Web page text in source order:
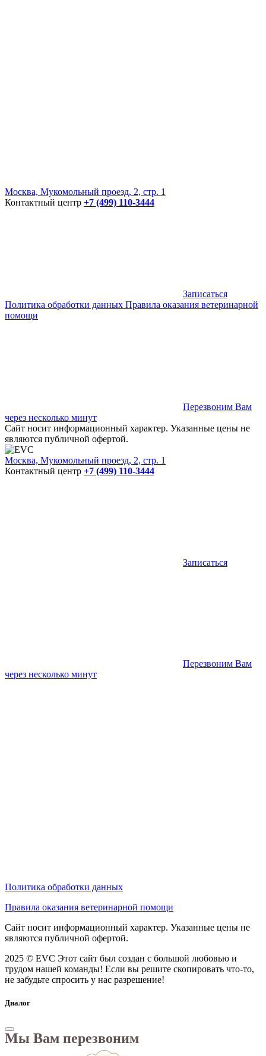
Москва, Мукомольный проезд, 2, стр. 1
Контактный центр +7 (499) 110-3444
Записаться
Политика обработки данных Правила оказания ветеринарной
помощи
Перезвоним Вам
через несколько минут
Сайт носит информационный характер. Указанные цены не
являются публичной офертой.
Москва, Мукомольный проезд, 2, стр. 1
Контактный центр +7 (499) 110-3444
Записаться
Перезвоним Вам
через несколько минут
Политика обработки данных
Правила оказания ветеринарной помощи
Сайт носит информационный характер. Указанные цены не
являются публичной офертой.
2025 © EVC Этот сайт был создан с большой любовью и
трудом нашей команды! Если вы решите скопировать что-то,
не забудьте спросить у нас разрешение!
Диалог
Мы Вам перезвоним